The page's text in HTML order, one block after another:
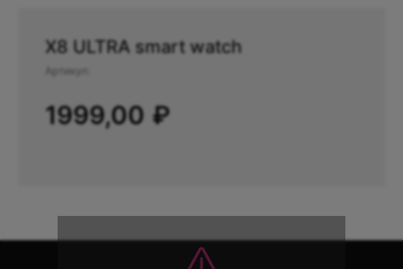
X8 ULTRA smart watch
Артикул:
1999,00 ₽